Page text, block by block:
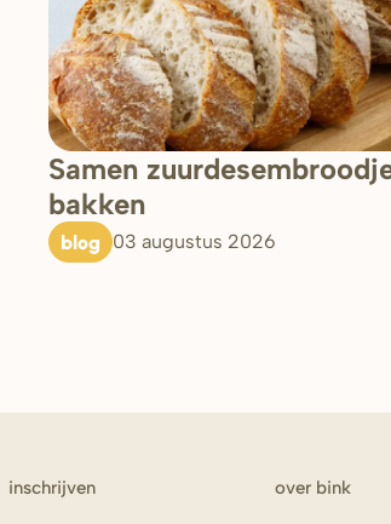
Samen
bakken
blog 03 augustus 2026
inschrijven over bink